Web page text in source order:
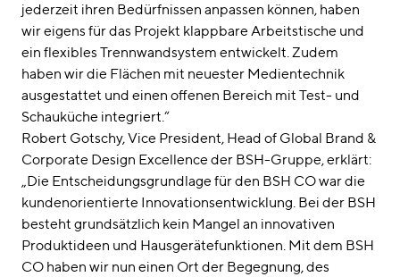
jederzeit ihren Bedürfnissen anpassen können, haben
wir eigens für das Projekt klappbare Arbeitstische und
ein flexibles Trennwandsystem entwickelt. Zudem
haben wir die Flächen mit neuester Medientechnik
ausgestattet und einen offenen Bereich mit Test- und
Schauküche integriert.“
Robert Gotschy, Vice President, Head of Global Brand &
Corporate Design Excellence der BSH-Gruppe, erklärt:
„Die Entscheidungsgrundlage für den BSH CO war die
kundenorientierte Innovationsentwicklung. Bei der BSH
besteht grundsätzlich kein Mangel an innovativen
Produktideen und Hausgerätefunktionen. Mit dem BSH
CO haben wir nun einen Ort der Begegnung, des